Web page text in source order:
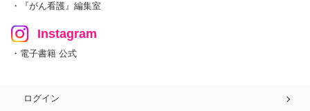
・『がん看護』編集室
Instagram
・電子書籍 公式
ログイン